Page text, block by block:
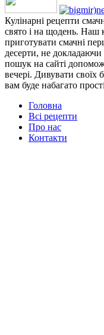
Кулінарні рецепти
свято і на щодень. Наш
приготувати смачні
десерти, не
пошук на сайті
вечері. Дивувати своїх
вам буде набагато
Головна
Всі рецепти
Про нас
Контакти